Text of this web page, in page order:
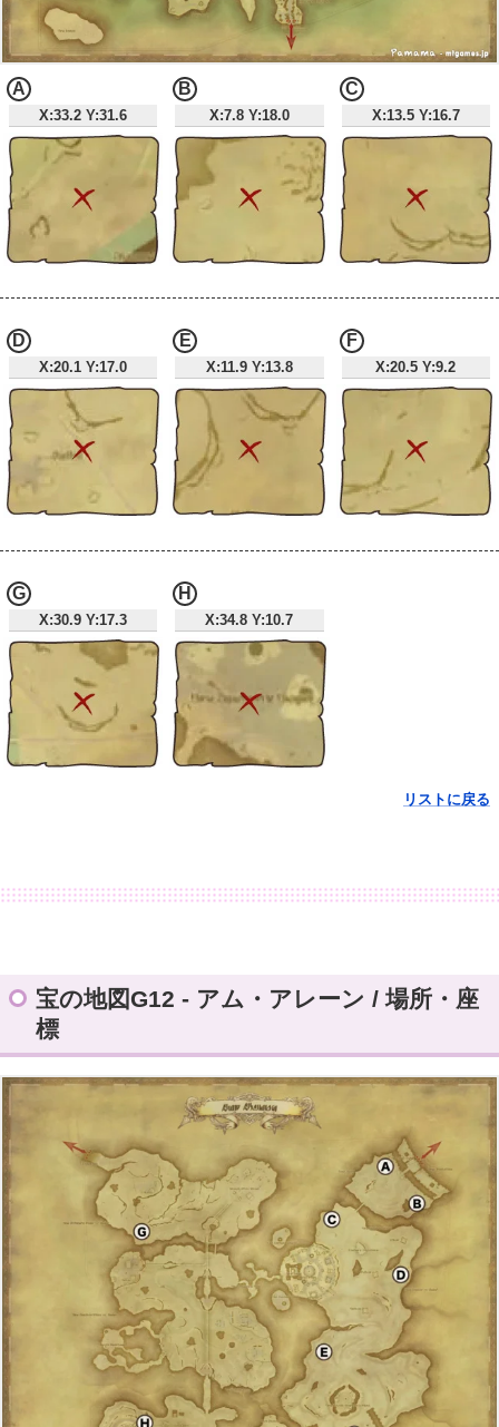
X:33.2 Y:31.6
A
X:7.8 Y:18.0
B
X:13.5 Y:16.7
C
X:20.1 Y:17.0
D
X:11.9 Y:13.8
E
X:20.5 Y:9.2
F
X:30.9 Y:17.3
G
X:34.8 Y:10.7
H
リストに戻る
宝の地図G12 - アム・アレーン / 場所・座
標